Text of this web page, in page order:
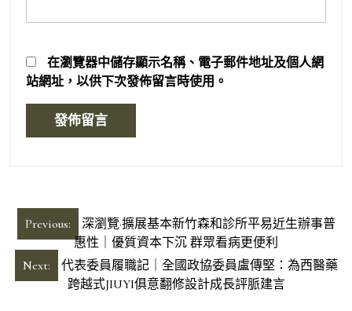
在瀏覽器中儲存顯示名稱、電子郵件地址及個人網
站網址，以供下次發佈留言時使用。
文
章
導
Previous:
深瀏覽·擴展基本新竹森和診所平易近生辦事普
惠性｜優質資本下沉 群眾看病更便利
Next:
代表委員履職記｜全國政協委員盧傳堅：為西醫藥
跨越式JIUYI俱意翻修設計成長評脈建言